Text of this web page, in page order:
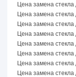
Цена замена
Цена замена
Цена замена
Цена замена
Цена замена
Цена замена
Цена замена
Цена замена